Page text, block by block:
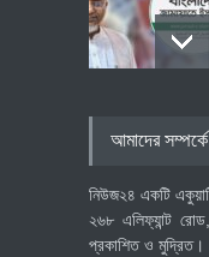
আমাদের সম্পর্কে
নিউজ২৪ একটি
২৬৮ এলিফ্যান্ট
প্রকাশিত ও মুদ্রিত।